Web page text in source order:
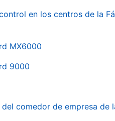
en los centros de la
MX6000
9000
comedor de empresa de